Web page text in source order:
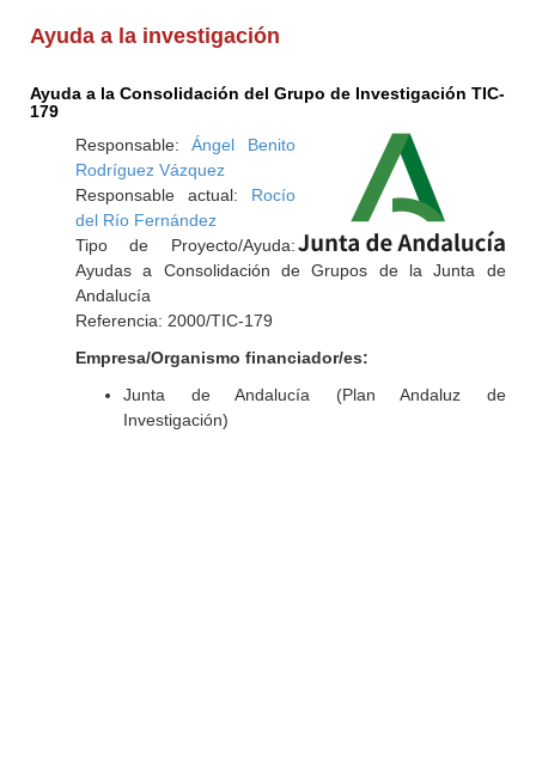
Ayuda a la investigación
Ayuda a la Consolidación del Grupo de Investigación TIC-
179
Responsable:Ángel Benito
Rodríguez Vázquez
Responsable actual: Rocío
del Río Fernández
Tipo de Proyecto/Ayuda:
Ayudas a Consolidación de Grupos de la Junta de
Andalucía
Referencia: 2000/TIC-179
Empresa/Organismo financiador/es:
Junta de Andalucía (Plan Andaluz de
Investigación)